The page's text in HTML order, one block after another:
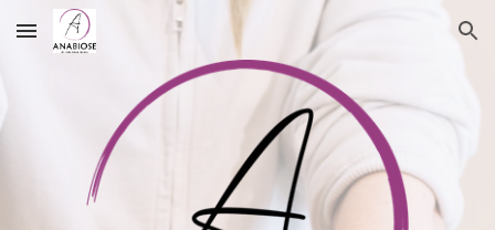
Skip to main content Skip to navigation